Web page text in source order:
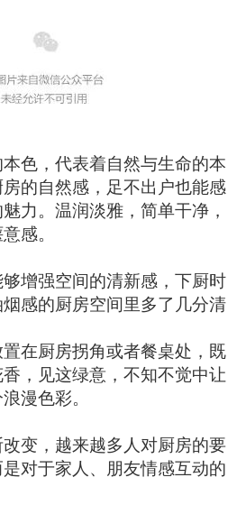
本色，代表着自然与生命的本
的自然感，足不出户也能感
力。温润淡雅，简单干净，
感。
增强空间的清新感，下厨时
感的厨房空间里多了几分清
在厨房拐角或者餐桌处，既
香，见这绿意，不知不觉中让
漫色彩。
变，越来越多人对厨房的要
对于家人、朋友情感互动的